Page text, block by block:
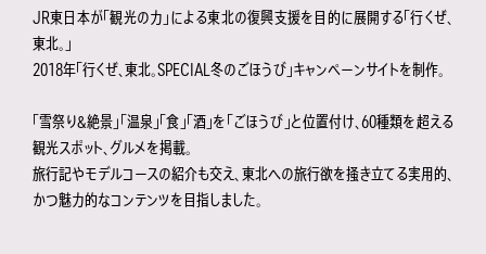
JR東日本が「観光の力」による東北の復興支援を目的に展開する「行くぜ、
東北。」
2018年「行くぜ、東北。SPECIAL冬のごほうび」キャンペーンサイトを制作。
「雪祭り&絶景」「温泉」「食」「酒」を「ごほうび」と位置付け、60種類を超える
観光スポット、グルメを掲載。
旅行記やモデルコースの紹介も交え、東北への旅行欲を掻き立てる実用的、
かつ魅力的なコンテンツを目指しました。